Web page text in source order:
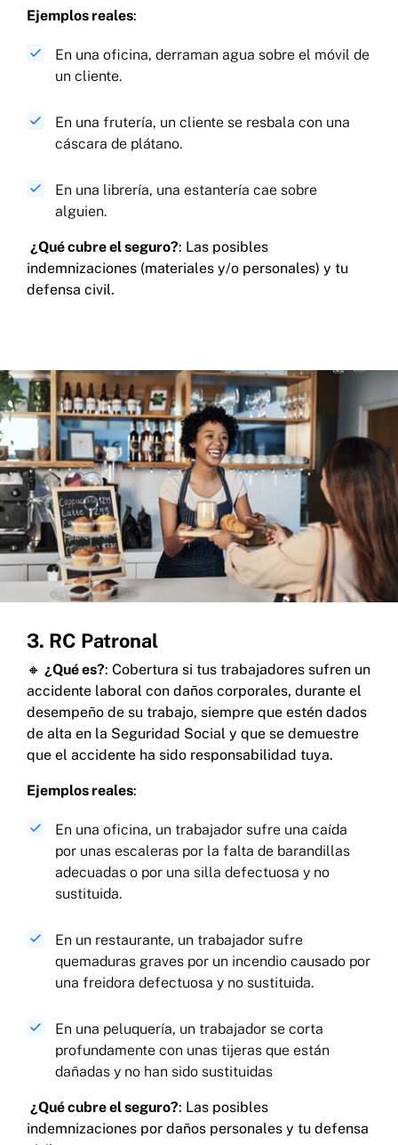
Ejemplos reales:
En una oficina, derraman agua sobre el móvil de
un cliente.
En una frutería, un cliente se resbala con una
cáscara de plátano.
En una librería, una estantería cae sobre
alguien.
¿Qué cubre el seguro?: Las posibles
indemnizaciones (materiales y/o personales) y tu
defensa civil.
3. RC Patronal
🔸 ¿Qué es?: Cobertura si tus trabajadores sufren un
accidente laboral con daños corporales, durante el
desempeño de su trabajo, siempre que estén dados
de alta en la Seguridad Social y que se demuestre
que el accidente ha sido responsabilidad tuya.
Ejemplos reales:
En una oficina, un trabajador sufre una caída
por unas escaleras por la falta de barandillas
adecuadas o por una silla defectuosa y no
sustituida.
En un restaurante, un trabajador sufre
quemaduras graves por un incendio causado por
una freidora defectuosa y no sustituida.
En una peluquería, un trabajador se corta
profundamente con unas tijeras que están
dañadas y no han sido sustituidas
¿Qué cubre el seguro?: Las posibles
indemnizaciones por daños personales y tu defensa